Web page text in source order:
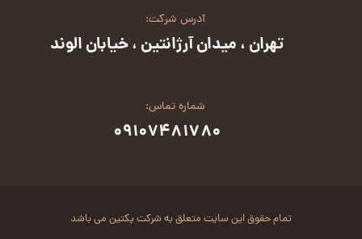
آدرس شرکت:
تهران ، میدان آرژانتین ، خیابان الوند
شماره تماس:
۰۹۱۰۷۴۸۱۷۸۰
تمام حقوق این سایت متعلق به شرکت پکتین می باشد